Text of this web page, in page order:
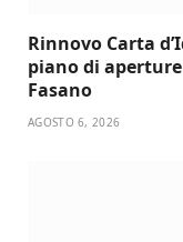
Rinnovo Carta
piano di
Fasano
AGOSTO 6, 2026